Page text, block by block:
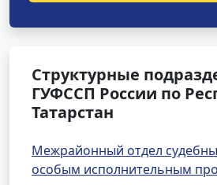
Структурные
ГУФССП России по
Татарстан
Межрайонный отдел
особым исполнительным